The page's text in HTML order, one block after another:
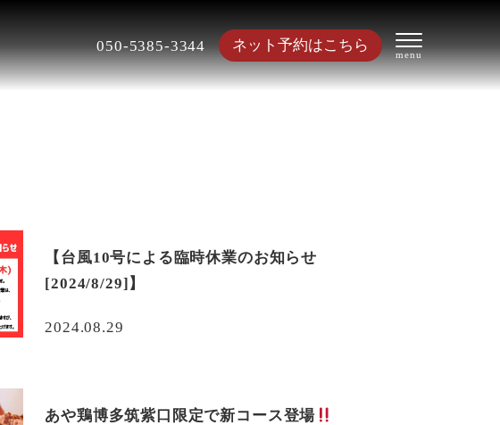
050-5385-3344 ネット予約はこちら
【台風10号による臨時休業のお知らせ
[2024/8/29]】
2024.08.29
あや鶏博多筑紫口限定で新コース登場